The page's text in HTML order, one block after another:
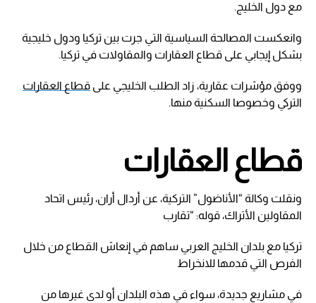
مع دول الخليج.
وانعكست المصالحة السياسية التي جرت بين تركيا ودول خليجية
بشكل إيجابي على قطاع العقارات والمقاولات في تركيا.
ووفق مؤشرات عقارية، زاد الطلب الخليجي على قطاع العقارات
التركي وخصوصا السكنية منها.
قطاع العقارات
ونقلت وكالة “الأناضول” التركية، عن أردال أران، رئيس اتحاد
المقاولين الأتراك، قوله: “تقارب
تركيا مع بلدان الخليج العربي ساهم في إنعاش القطاع من خلال
الفرص التي قدمها للانخراط
في مشاريع جديدة، سواء في هذه البلدان أو لدى غيرها من